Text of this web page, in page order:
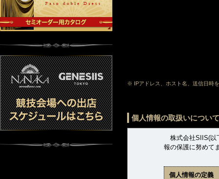
※ IPアドレス、ホスト名、送信日時
個人情報の取扱いについて
株式会社SIIS(以
報の保護に努めて
個人情報の定義